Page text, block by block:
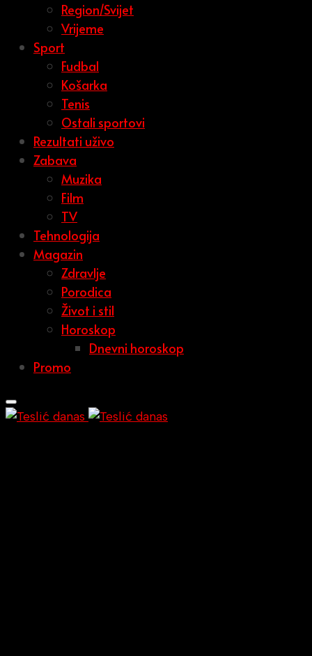
Region/Svijet
Vrijeme
Sport
Fudbal
Košarka
Tenis
Ostali sportovi
Rezultati uživo
Zabava
Muzika
Film
TV
Tehnologija
Magazin
Zdravlje
Porodica
Život i stil
Horoskop
Dnevni horoskop
Promo